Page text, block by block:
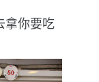
拿你要吃